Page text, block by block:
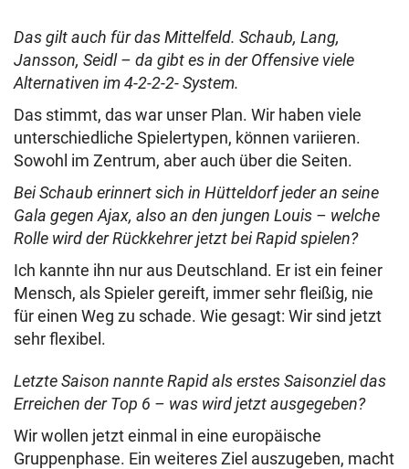
Das gilt auch für das Mittelfeld. Schaub, Lang,
Jansson, Seidl – da gibt es in der Offensive viele
Alternativen im 4-2-2-2- System.
Das stimmt, das war unser Plan. Wir haben viele
unterschiedliche Spielertypen, können variieren.
Sowohl im Zentrum, aber auch über die Seiten.
Bei Schaub erinnert sich in Hütteldorf jeder an seine
Gala gegen Ajax, also an den jungen Louis – welche
Rolle wird der Rückkehrer jetzt bei Rapid spielen?
Ich kannte ihn nur aus Deutschland. Er ist ein feiner
Mensch, als Spieler gereift, immer sehr fleißig, nie
für einen Weg zu schade. Wie gesagt: Wir sind jetzt
sehr flexibel.
Letzte Saison nannte Rapid als erstes Saisonziel das
Erreichen der Top 6 – was wird jetzt ausgegeben?
Wir wollen jetzt einmal in eine europäische
Gruppenphase. Ein weiteres Ziel auszugeben, macht